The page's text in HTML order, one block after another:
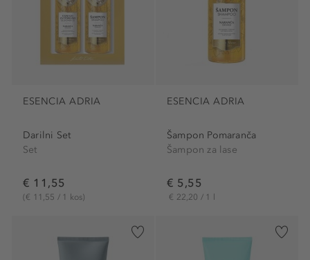
ESENCIA ADRIA
Darilni Set
Set
€ 11,55
(€ 11,55 / 1 kos)
ESENCIA ADRIA
Šampon Pomaranča
Šampon za lase
€ 5,55
€ 22,20 / 1 l